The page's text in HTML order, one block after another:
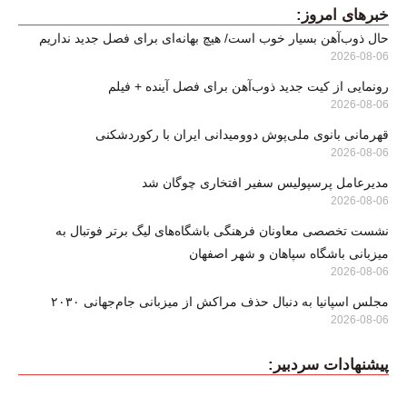
خبرهای امروز:
حال ذوب‌آهن بسیار خوب است/ هیچ بهانه‌ای برای فصل جدید نداریم
2026-08-06
رونمایی از کیت جدید ذوب‌آهن برای فصل آینده + فیلم
2026-08-06
قهرمانی بانوی ملی‌پوش دوومیدانی ایران با رکوردشکنی
2026-08-06
مدیرعامل پرسپولیس سفیر افتخاری چوگان شد
2026-08-06
نشست تخصصی معاونان فرهنگی باشگاه‌های لیگ برتر فوتبال به
میزبانی باشگاه سپاهان و شهر اصفهان
2026-08-06
مجلس اسپانیا به دنبال حذف مراکش از میزبانی جام‌جهانی ۲۰۳۰
2026-08-06
پیشنهادات سردبیر: